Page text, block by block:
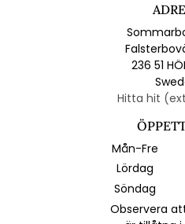
236 51
Hitta hit
Mån-Fre
Lördag
Söndag
Observera